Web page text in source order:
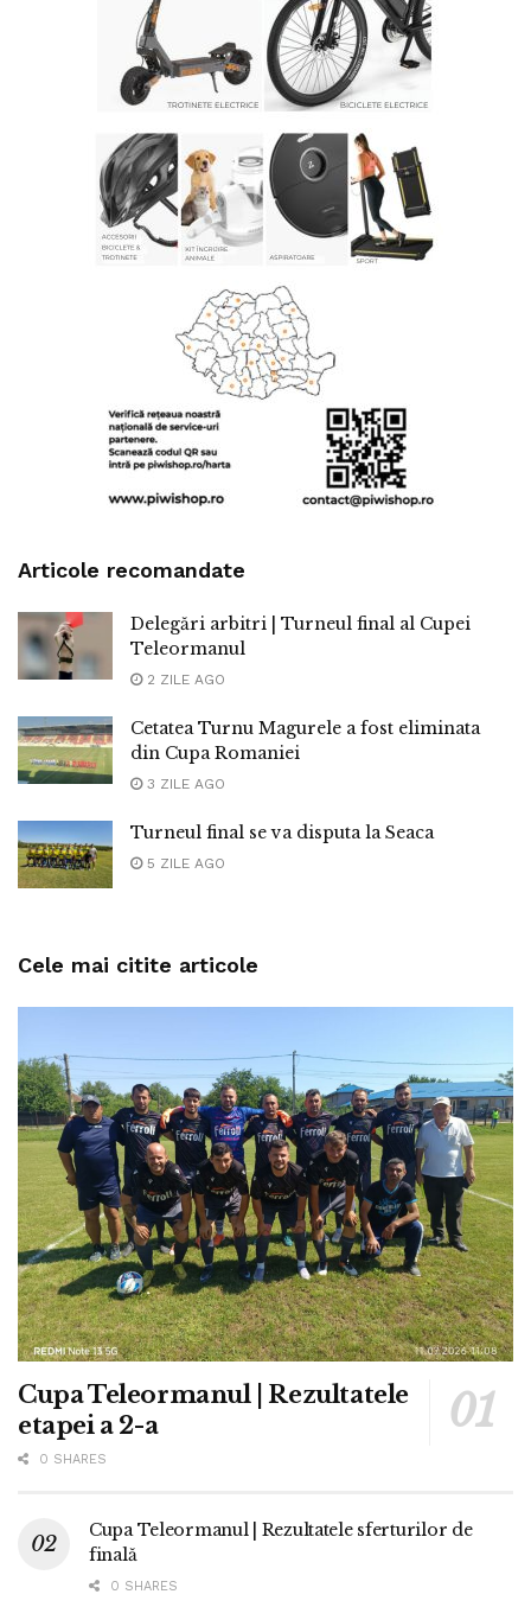
Articole recomandate
Delegări arbitri | Turneul final al Cupei
Teleormanul
2 ZILE AGO
Cetatea Turnu Magurele a fost eliminata
din Cupa Romaniei
3 ZILE AGO
Turneul final se va disputa la Seaca
5 ZILE AGO
Cele mai citite articole
Cupa Teleormanul | Rezultatele
etapei a 2-a
0 SHARES
Cupa Teleormanul | Rezultatele sferturilor de
finală
0 SHARES